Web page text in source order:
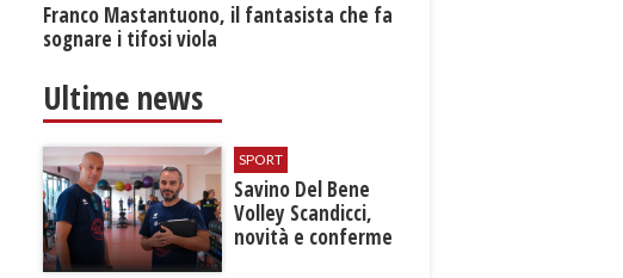
Franco Mastantuono, il fantasista che fa
sognare i tifosi viola
Ultime news
SPORT
Savino Del Bene
Volley Scandicci,
novità e conferme